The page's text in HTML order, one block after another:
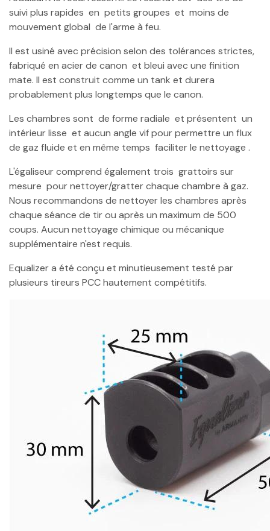
suivi plus rapides en petits groupes et moins de
mouvement global de l'arme à feu.
Il est usiné avec précision selon des tolérances strictes,
fabriqué en acier de canon et bleui avec une finition
mate. Il est construit comme un tank et durera
probablement plus longtemps que le canon.
Les chambres sont de forme radiale et présentent un
intérieur lisse et aucun angle vif pour permettre un flux
de gaz fluide et en même temps faciliter le nettoyage .
L'égaliseur comprend également trois grattoirs sur
mesure pour nettoyer/gratter chaque chambre à gaz.
Nous recommandons de nettoyer les chambres après
chaque séance de tir ou après un maximum de 500
coups. Aucun nettoyage chimique ou mécanique
supplémentaire n'est requis.
Equalizer a été conçu et minutieusement testé par
plusieurs tireurs PCC hautement compétitifs.